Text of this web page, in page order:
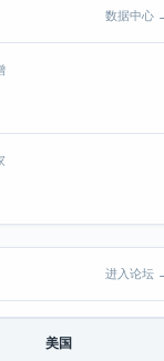
数据中心
进入论坛
美国